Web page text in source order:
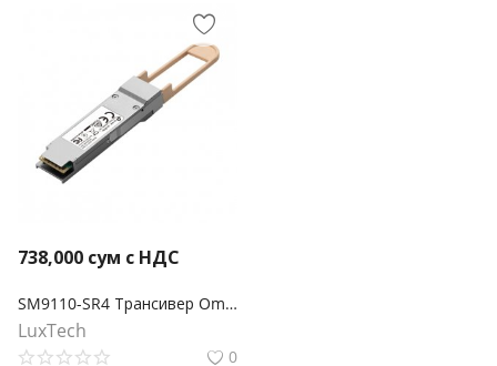
738,000 сум с НДС
SM9110-SR4 Трансивер Omada 100GBASE-SR4 QSFP28
LuxTech
0